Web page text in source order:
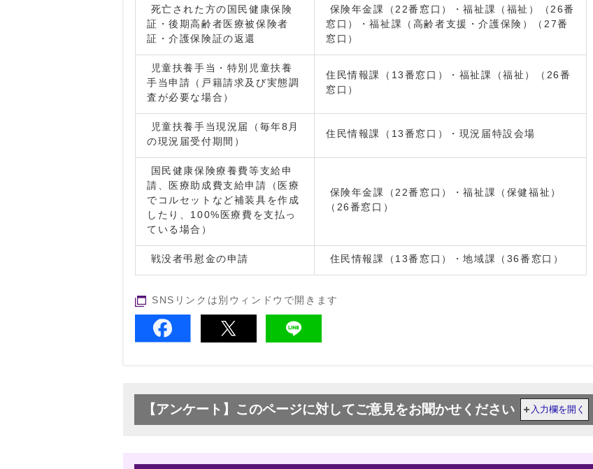
死亡された方の国民健康保険
証・後期高齢者医療被保険者
証・介護保険証の返還
保険年金課（22番窓口）・福祉課（福祉）（26番
窓口）・福祉課（高齢者支援・介護保険）（27番
窓口）
児童扶養手当・特別児童扶養
手当申請（戸籍請求及び実態調
査が必要な場合）
住民情報課（13番窓口）・福祉課（福祉）（26番
窓口）
児童扶養手当現況届（毎年8月
の現況届受付期間）
住民情報課（13番窓口）・現況届特設会場
国民健康保険療養費等支給申
請、医療助成費支給申請（医療
でコルセットなど補装具を作成
したり、100%医療費を支払っ
ている場合）
保険年金課（22番窓口）・福祉課（保健福祉）
（26番窓口）
戦没者弔慰金の申請 住民情報課（13番窓口）・地域課（36番窓口）
SNSリンクは別ウィンドウで開きます
【アンケート】このページに対してご意見をお聞かせください 入力欄を開く